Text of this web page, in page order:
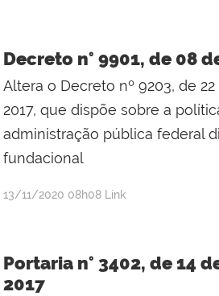
Decreto n° 9901, de 08
Altera o Decreto nº 9203, de
2017, que dispõe sobre a
administração pública federal
fundacional
publicado
13/11/2020 08h08 Link
Portaria n° 3402, de 14
2017